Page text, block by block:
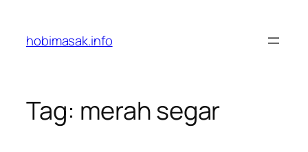
content
hobimasak.info
Tag: merah segar